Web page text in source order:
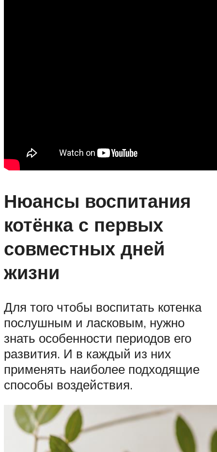
Нюансы воспитания
котёнка с первых
совместных дней
жизни
Для того чтобы воспитать котенка
послушным и ласковым, нужно
знать особенности периодов его
развития. И в каждый из них
применять наиболее подходящие
способы воздействия.